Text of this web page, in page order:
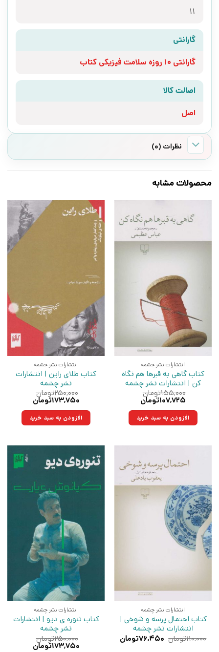
11
گارانتی
گارانتی 10 روزه سلامت فیزیکی کتاب
اصالت کالا
اصل
نظرات (0)
محصولات مشابه
انتشارات نشر چشمه
کتاب گاهی به قبرها هم نگاه
کن | انتشارات نشر چشمه
۱۵۵,۰۰۰تومان
قیمت
۱۵۵,۰۰۰تومان
بود.
۱۰۷,۷۲۵تومان
۱۰۷,۷۲۵تومان.افزودن به سبد خرید
انتشارات نشر چشمه
کتاب طلای راین | انتشارات
نشر چشمه
۲۵۰,۰۰۰تومان
قیمت
۲۵۰,۰۰۰تومان
بود.
۱۷۳,۷۵۰تومان
۱۷۳,۷۵۰تومان.افزودن به سبد خرید
انتشارات نشر چشمه
کتاب احتمال پرسه و شوخی |
انتشارات نشر چشمه
۱۱۰,۰۰۰تومان قیمت
۷۶,۴۵۰تومان
انتشارات نشر چشمه
کتاب تنوره ی دیو | انتشارات
نشر چشمه
۲۵۰,۰۰۰تومان
قیمت
۱۷۳,۷۵۰تومان